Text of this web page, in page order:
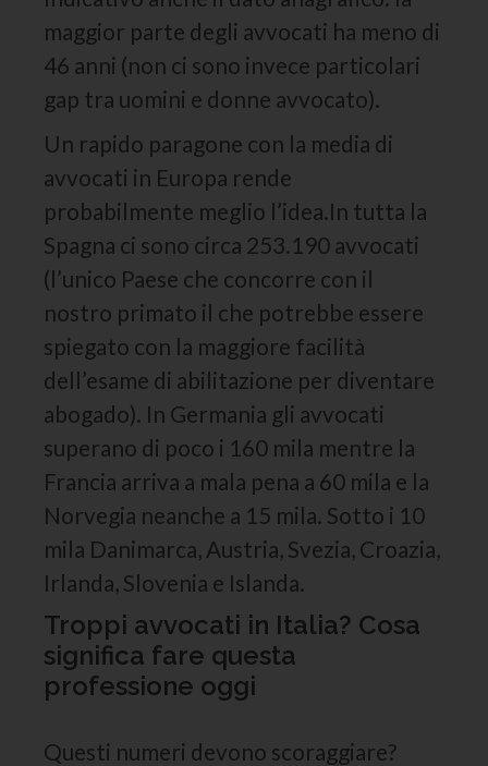
maggior parte degli avvocati ha meno di
46 anni (non ci sono invece particolari
gap tra uomini e donne avvocato).
Un rapido paragone con la media di
avvocati in Europa rende
probabilmente meglio l’idea.In tutta la
Spagna ci sono circa 253.190 avvocati
(l’unico Paese che concorre con il
nostro primato il che potrebbe essere
spiegato con la maggiore facilità
dell’esame di abilitazione per diventare
abogado). In Germania gli avvocati
superano di poco i 160 mila mentre la
Francia arriva a mala pena a 60 mila e la
Norvegia neanche a 15 mila. Sotto i 10
mila Danimarca, Austria, Svezia, Croazia,
Irlanda, Slovenia e Islanda.
Troppi avvocati in Italia? Cosa
significa fare questa
professione oggi
Questi numeri devono scoraggiare?